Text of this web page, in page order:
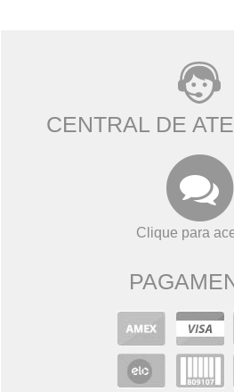
CENTRAL DE
Clique para